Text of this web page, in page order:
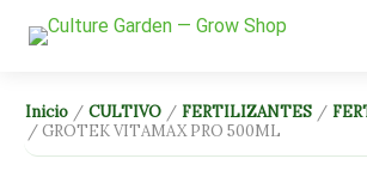
Inicio / CULTIVO / FERTILIZANTES /
/ GROTEK VITAMAX PRO 500ML
GROTEK
VITAMAX